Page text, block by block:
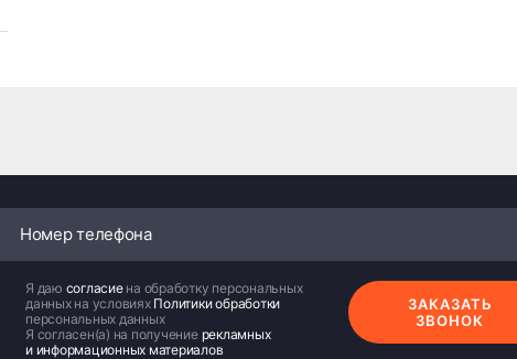
Я даю согласие на обработку персональных
данных на условиях Политики обработки
персональных данных
Я согласен(а) на получение рекламных
и информационных материалов
ЗАКАЗАТЬ
ЗВОНОК